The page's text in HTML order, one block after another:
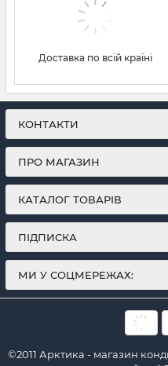
Доставка по всій країні
КОНТАКТИ
ПРО МАГАЗИН
КАТАЛОГ ТОВАРІВ
ПІДПИСКА
МИ У СОЦМЕРЕЖАХ:
©2011 Арктика - магазин